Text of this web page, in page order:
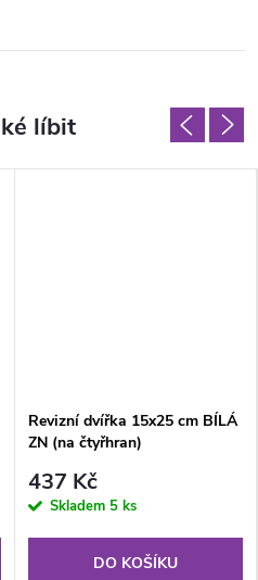
Revizní dvířka 15x25 cm BÍLÁ
ZN (na čtyřhran)
437 Kč
Skladem 5 ks
DO KOŠÍKU